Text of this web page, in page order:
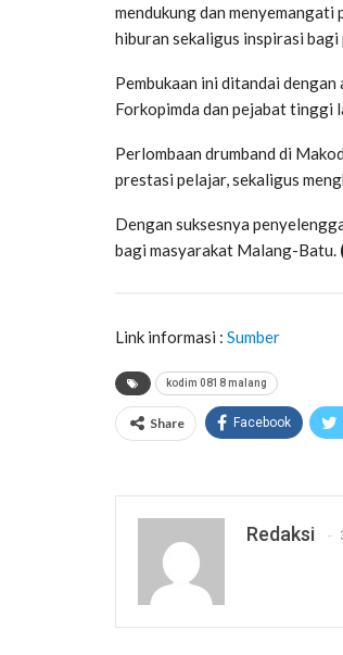
mendukung dan menyemangati
hiburan sekaligus inspirasi
Pembukaan ini ditandai
Forkopimda dan pejabat tinggi
Perlombaan drumband di
prestasi pelajar, sekaligus
Dengan suksesnya
bagi masyarakat Malang-Batu.
Link informasi : Sumber
kodim 0818 malang
Share Facebook
Redaksi